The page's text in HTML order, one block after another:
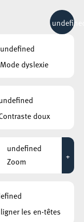
29°C
undefined
Mode dyslexie
doux
undefined
Zoom
+
les en-têtes